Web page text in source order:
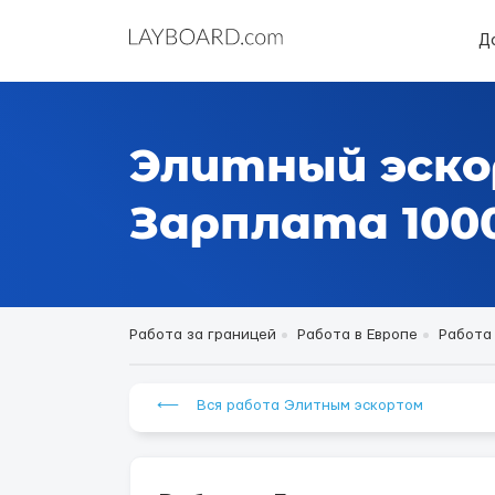
Элитный
Зарплата
Работа за границей Работа в Европе
⟵ Вся работа Элитным эскортом